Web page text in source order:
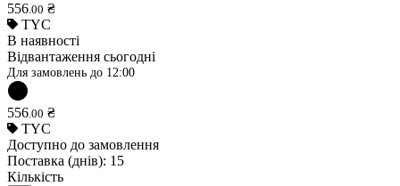
556.00 ₴
TYC
В наявності
Відвантаження сьогодні
Для замовлень до 12:00
556.00 ₴
TYC
Доступно до замовлення
Поставка (днів): 15
Кількість